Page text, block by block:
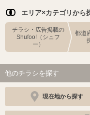
エリア×カテゴリから
チラシ・広告掲載の
Shufoo!（シュフ
ー）
都道
他のチラシを探す
現在地から探す